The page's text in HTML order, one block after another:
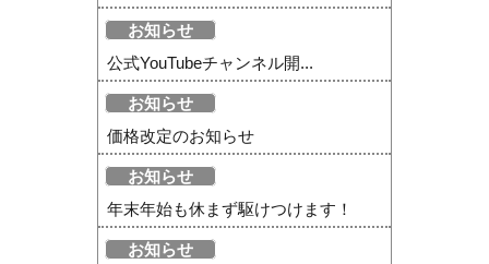
お知らせ
公式YouTubeチャンネル開...
お知らせ
価格改定のお知らせ
お知らせ
年末年始も休まず駆けつけます！
お知らせ